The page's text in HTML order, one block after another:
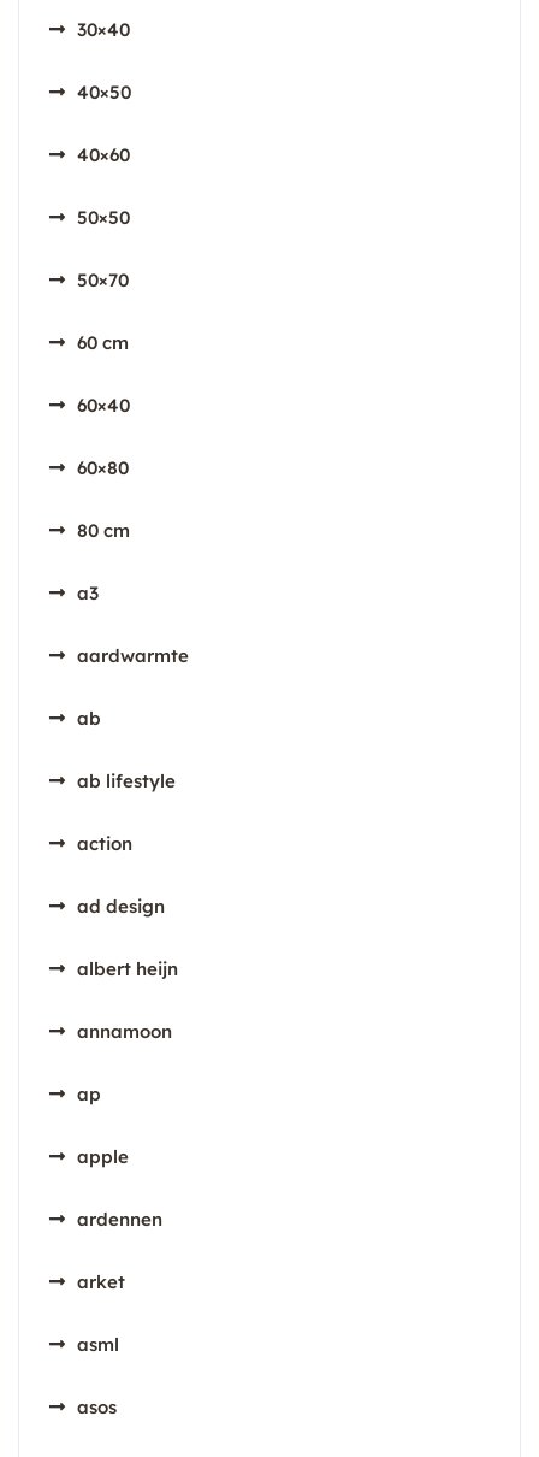
30×40
40×50
40×60
50×50
50×70
60 cm
60×40
60×80
80 cm
a3
aardwarmte
ab
ab lifestyle
action
ad design
albert heijn
annamoon
ap
apple
ardennen
arket
asml
asos